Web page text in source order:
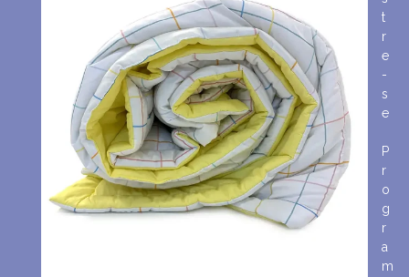
R$930,20
t
r
e
-
s
e
P
r
o
g
r
a
m